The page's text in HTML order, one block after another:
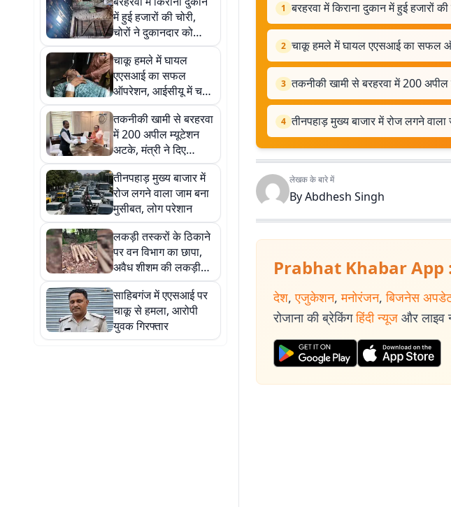
में हुई हजारों की चोरी,
चोरों ने दुकानदार को
किया घायल
चाकू हमले में घायल
एएसआई का सफल
ऑपरेशन, आईसीयू में चल
रहा इलाज
तकनीकी खामी से बरहरवा
में 200 अपील म्यूटेशन
अटके, मंत्री ने दिए
समाधान के निर्देश
तीनपहाड़ मुख्य बाजार में
रोज लगने वाला जाम बना
मुसीबत, लोग परेशान
लकड़ी तस्करों के ठिकाने
पर वन विभाग का छापा,
अवैध शीशम की लकड़ी
बरामद
साहिबगंज में एएसआई पर
चाकू से हमला, आरोपी
युवक गिरफ्तार
1 बरहरवा में किराना दुकान में हुई हजारों
2 चाकू हमले में घायल एएसआई का सफल
3 तकनीकी खामी से बरहरवा में 200
4 तीनपहाड़ मुख्य बाजार में रोज लगने
लेखक के बारे में
ByAbdhesh Singh
Prabhat Khabar App
देश, एजुकेशन, मनोरंजन, बिजनेस
रोजाना की ब्रेकिंग हिंदी न्यूज और लाइव